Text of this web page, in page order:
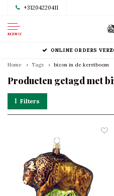
+31204220411
MENU
ONLINE ORDERS
Home Tags bizon in de kerstboom
Producten getagd met
Filters